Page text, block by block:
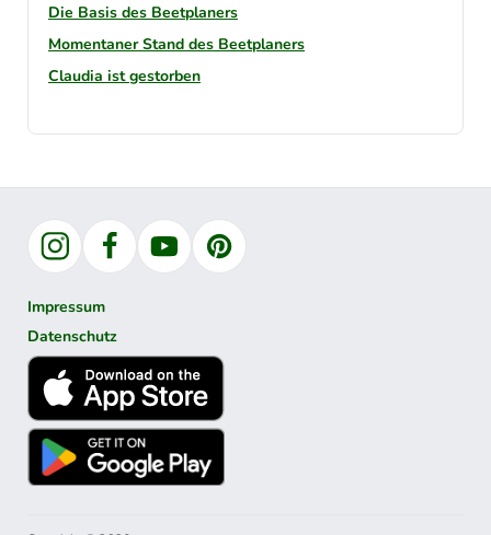
Die Basis des Beetplaners
Momentaner Stand des Beetplaners
Claudia ist gestorben
InstagramFacebookYouTubePinterest
Impressum
Datenschutz